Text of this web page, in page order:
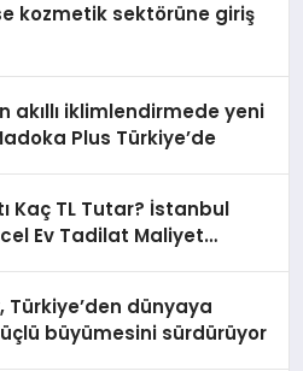
kozmetik sektörüne giriş
akıllı iklimlendirmede yeni
Plus Türkiye’de
Kaç TL Tutar? İstanbul
Ev Tadilat Maliyet
Türkiye’den dünyaya
büyümesini sürdürüyor